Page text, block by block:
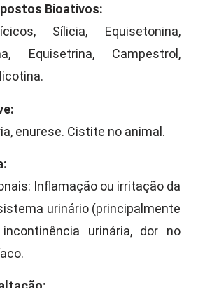
Bioativos:
Sílicia, Equisetonina,
Equisetrina, Campestrol,
enurese. Cistite no animal.
Inflamação ou irritação da
urinário (principalmente
urinária, dor no